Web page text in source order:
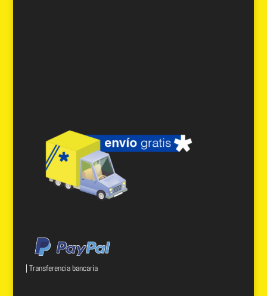
| Transferencia bancaria